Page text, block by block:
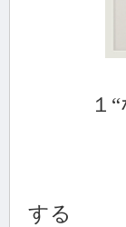
１“な
スポ
トラン
する